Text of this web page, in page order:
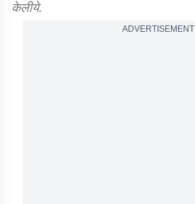
केलीये.
ADVERTISEMENT